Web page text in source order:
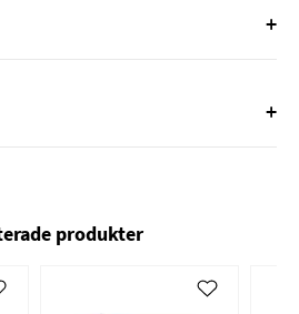
+
+
produkter